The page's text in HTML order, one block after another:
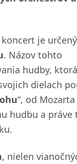
je
. Názov tohto
hudby,
dielach
“, od
hudbu a práve
, nielen